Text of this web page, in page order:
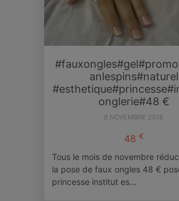
anlespins#naturel
onglerie#48 €
9 NOVEMBRE 2016
48 €
Tous le mois de novembre
la pose de faux ongles 48 €
princesse institut es…